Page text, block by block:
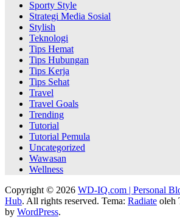
Sporty Style
Strategi Media Sosial
Stylish
Teknologi
Tips Hemat
Tips Hubungan
Tips Kerja
Tips Sehat
Travel
Travel Goals
Trending
Tutorial
Tutorial Pemula
Uncategorized
Wawasan
Wellness
Copyright © 2026 WD-IQ.com | Personal
Hub. All rights reserved. Tema: Radiate oleh
by WordPress.